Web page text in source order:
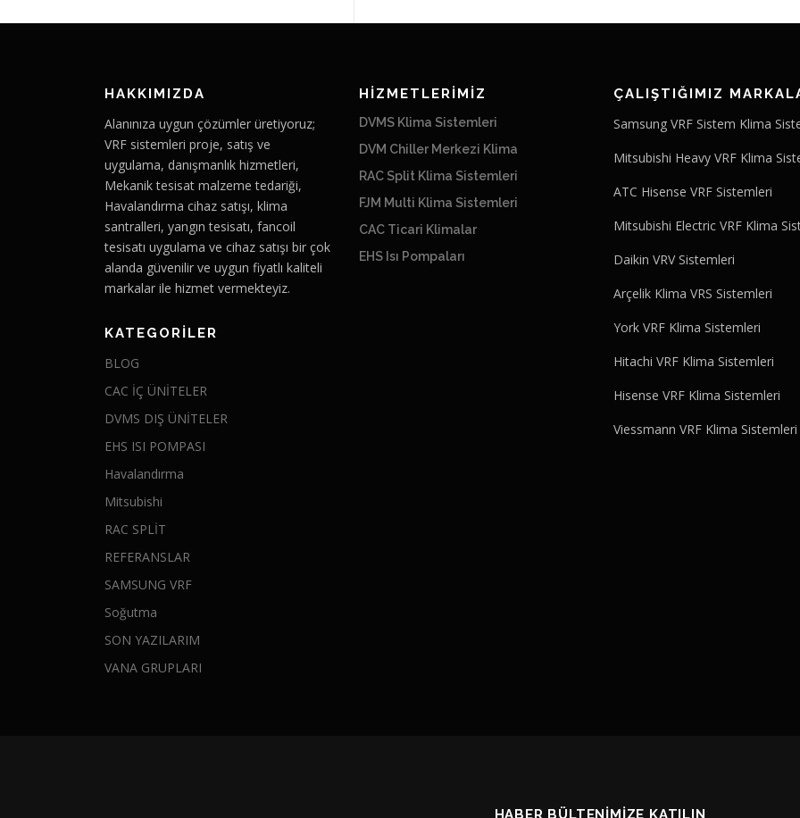
HAKKIMIZDA
Alanınıza uygun çözümler üretiyoruz;
VRF sistemleri proje, satış ve
uygulama, danışmanlık hizmetleri,
Mekanik tesisat malzeme tedariği,
Havalandırma cihaz satışı, klima
santralleri, yangın tesisatı, fancoil
tesisatı uygulama ve cihaz satışı bir çok
alanda güvenilir ve uygun fiyatlı kaliteli
markalar ile hizmet vermekteyiz.
KATEGORILER
BLOG
CAC İÇ ÜNİTELER
DVMS DIŞ ÜNİTELER
EHS ISI POMPASI
Havalandırma
Mitsubishi
RAC SPLİT
REFERANSLAR
SAMSUNG VRF
Soğutma
SON YAZILARIM
VANA GRUPLARI
HİZMETLERİMİZ
DVMS Klima Sistemleri
DVM Chiller Merkezi Klima
RAC Split Klima Sistemleri
FJM Multi Klima Sistemleri
CAC Ticari Klimalar
EHS Isı Pompaları
ÇALIŞTIĞIMIZ
Samsung VRF Sistem Klima
Mitsubishi Heavy VRF Klima
ATC Hisense VRF Sistemleri
Mitsubishi Electric VRF Klima
Daikin VRV Sistemleri
Arçelik Klima VRS Sistemleri
York VRF Klima Sistemleri
Hitachi VRF Klima Sistemleri
Hisense VRF Klima Sistemleri
Viessmann VRF Klima Sistemleri
HABER BÜLTENIMIZE KATILIN